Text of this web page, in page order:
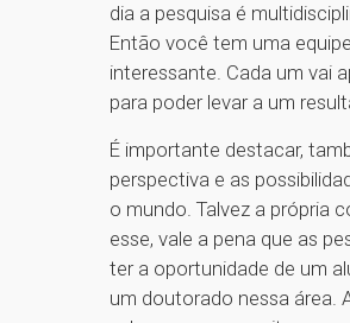
dia a pesquisa é
Então você tem uma
interessante. Cada um vai
para poder levar a um
É importante destacar,
perspectiva e as
o mundo. Talvez a própria
esse, vale a pena que as
ter a oportunidade de um
um doutorado nessa área.